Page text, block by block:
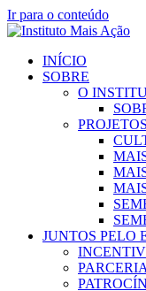
Ir para o conteúdo
INÍCIO
SOBRE
O
PROJETOS
JUNTOS PELO